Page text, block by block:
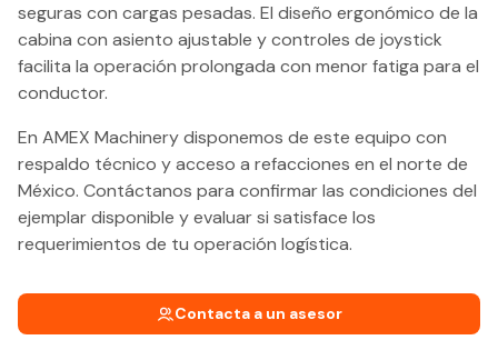
seguras con cargas pesadas. El diseño ergonómico de la
cabina con asiento ajustable y controles de joystick
facilita la operación prolongada con menor fatiga para el
conductor.
En AMEX Machinery disponemos de este equipo con
respaldo técnico y acceso a refacciones en el norte de
México. Contáctanos para confirmar las condiciones del
ejemplar disponible y evaluar si satisface los
requerimientos de tu operación logística.
Contacta a un asesor